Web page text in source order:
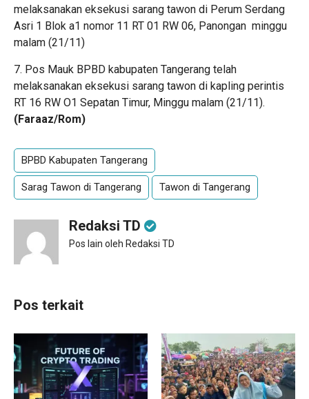
melaksanakan eksekusi sarang tawon di Perum Serdang
Asri 1 Blok a1 nomor 11 RT 01 RW 06, Panongan minggu
malam (21/11)
7. Pos Mauk BPBD kabupaten Tangerang telah
melaksanakan eksekusi sarang tawon di kapling perintis
RT 16 RW O1 Sepatan Timur, Minggu malam (21/11).
(Faraaz/Rom)
BPBD Kabupaten Tangerang
Sarag Tawon di Tangerang Tawon di Tangerang
Redaksi TD
Pos lain oleh Redaksi TD
Pos terkait